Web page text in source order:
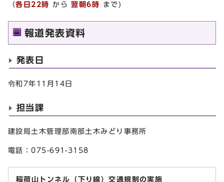
（各日22時 から翌朝6時 まで)
報道発表資料
発表日
令和7年11月14日
担当課
建設局土木管理部南部土木みどり事務所
電話：075-691-3158
稲荷山トンネル（下り線）交通規制の実施